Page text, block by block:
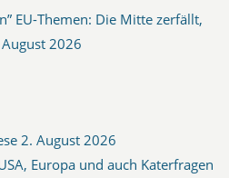
EU-Themen: Die Mitte zerfällt,
2026
2. August 2026
Europa und auch Katerfragen